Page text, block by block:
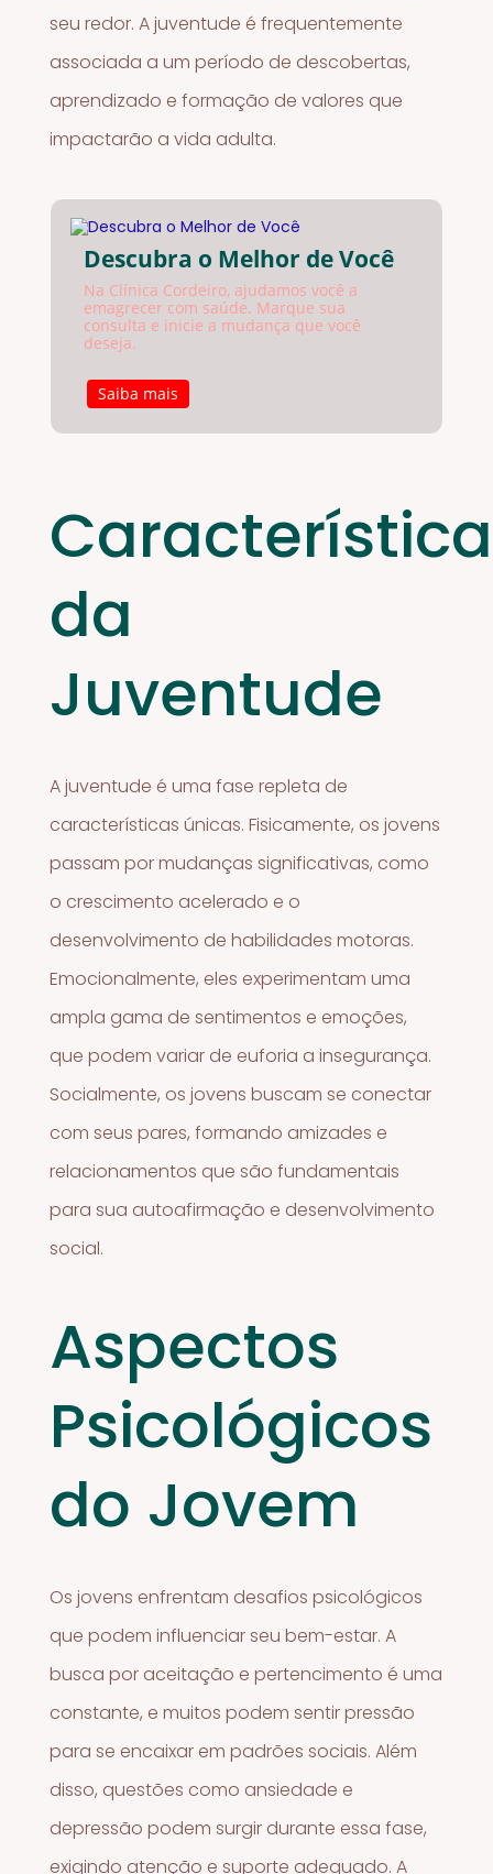
seu redor. A juventude é frequentemente
associada a um período de descobertas,
aprendizado e formação de valores que
impactarão a vida adulta.
Descubra o Melhor de Você
Na Clínica Cordeiro, ajudamos você a
emagrecer com saúde. Marque sua
consulta e inicie a mudança que você
deseja.
Saiba mais
da
Juventude
A juventude é uma fase repleta de
características únicas. Fisicamente, os jovens
passam por mudanças significativas, como
o crescimento acelerado e o
desenvolvimento de habilidades motoras.
Emocionalmente, eles experimentam uma
ampla gama de sentimentos e emoções,
que podem variar de euforia a insegurança.
Socialmente, os jovens buscam se conectar
com seus pares, formando amizades e
relacionamentos que são fundamentais
para sua autoafirmação e desenvolvimento
social.
Aspectos
Psicológicos
do Jovem
Os jovens enfrentam desafios psicológicos
que podem influenciar seu bem-estar. A
busca por aceitação e pertencimento é uma
constante, e muitos podem sentir pressão
para se encaixar em padrões sociais. Além
disso, questões como ansiedade e
depressão podem surgir durante essa fase,
exigindo atenção e suporte adequado. A